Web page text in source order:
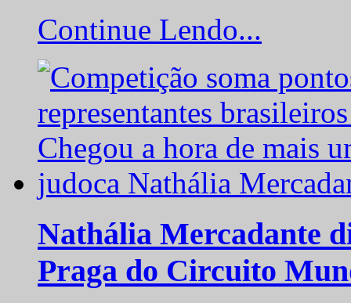
Continue Lendo...
Nathália Mercadante
Praga do Circuito